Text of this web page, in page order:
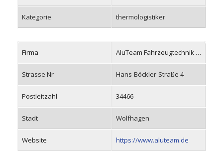
Kategorie thermologistiker
Firma AluTeam Fahrzeugtechnik Wolfhagen GmbH
Strasse Nr Hans-Böckler-Straße 4
Postleitzahl 34466
Stadt Wolfhagen
Website https://www.aluteam.de